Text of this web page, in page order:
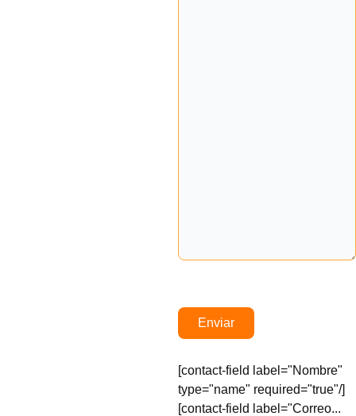
Enviar
[contact-field label="Nombre"
type="name" required="true"/]
[contact-field label="Correo...